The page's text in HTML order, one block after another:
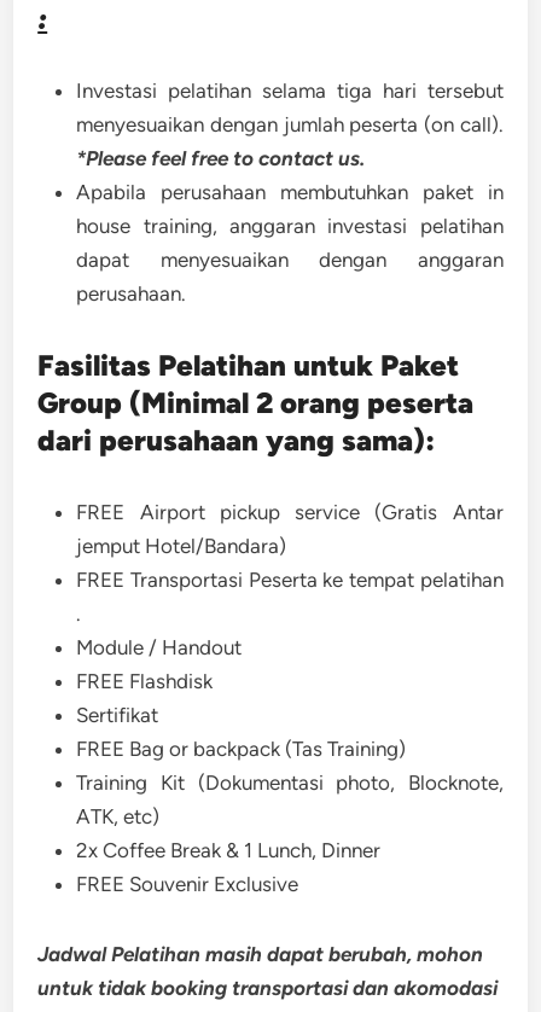
:
Investasi pelatihan selama tiga hari tersebut
menyesuaikan dengan jumlah peserta (on call).
*Please feel free to contact us.
Apabila perusahaan membutuhkan paket in
house training, anggaran investasi pelatihan
dapat menyesuaikan dengan anggaran
perusahaan.
Fasilitas Pelatihan untuk Paket
Group (Minimal 2 orang peserta
dari perusahaan yang sama):
FREE Airport pickup service (Gratis Antar
jemput Hotel/Bandara)
FREE Transportasi Peserta ke tempat pelatihan
.
Module / Handout
FREE Flashdisk
Sertifikat
FREE Bag or backpack (Tas Training)
Training Kit (Dokumentasi photo, Blocknote,
ATK, etc)
2x Coffee Break & 1 Lunch, Dinner
FREE Souvenir Exclusive
Jadwal Pelatihan masih dapat berubah, mohon
untuk tidak booking transportasi dan akomodasi